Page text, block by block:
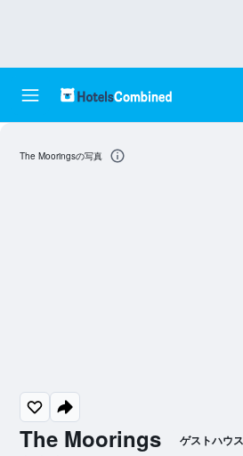
The Moorings ゲストハウス
The Mooringsの写真